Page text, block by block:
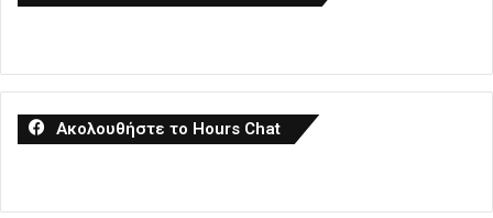
Ακολουθήστε το Hours Chat